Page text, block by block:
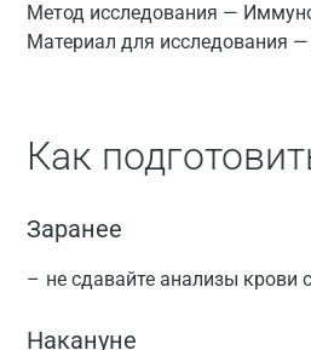
Метод исследования —
Материал для исследования
Как
Заранее
не сдавайте анализы крови
Накануне